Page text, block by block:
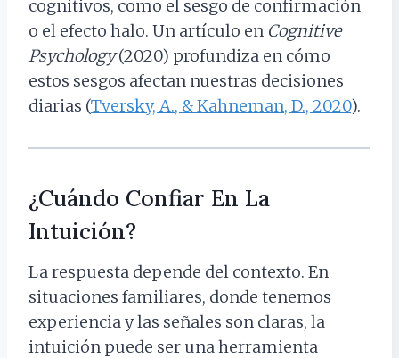
cognitivos, como el sesgo de confirmación
o el efecto halo. Un artículo en Cognitive
Psychology(2020) profundiza en cómo
estos sesgos afectan nuestras decisiones
diarias (Tversky, A., & Kahneman, D., 2020).
¿Cuándo Confiar En La
Intuición?
La respuesta depende del contexto. En
situaciones familiares, donde tenemos
experiencia y las señales son claras, la
intuición puede ser una herramienta